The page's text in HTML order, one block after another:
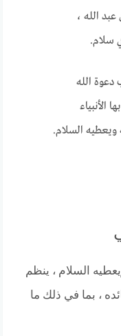
الله ،
سلام.
دعوة الله
الأنبياء
ويعطيه السلام.
السلام ، ينظم
، بما في ذلك ما